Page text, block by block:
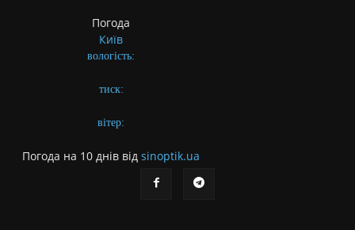
Погода
Київ
вологість:
тиск:
вітер:
Погода на 10 днів від sinoptik.ua